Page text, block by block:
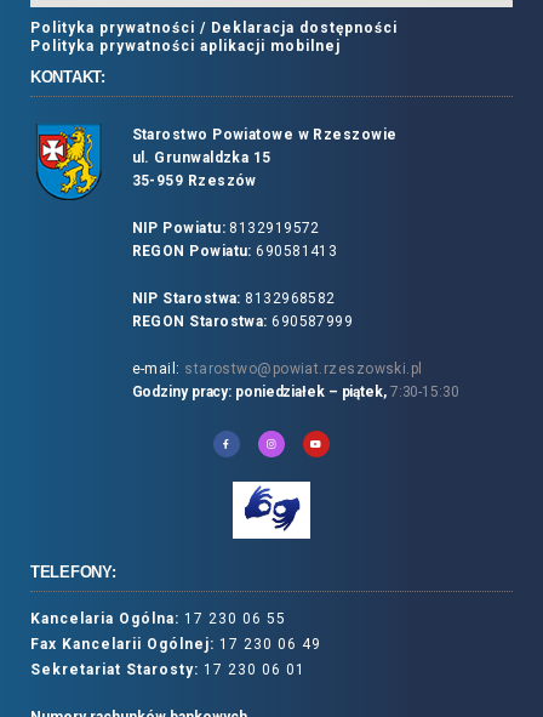
Polityka prywatności / Deklaracja dostępności
Polityka prywatności aplikacji mobilnej
KONTAKT:
Starostwo Powiatowe w Rzeszowie
ul. Grunwaldzka 15
35-959 Rzeszów
NIP Powiatu:8132919572
REGON Powiatu: 690581413
NIP Starostwa: 8132968582
REGON Starostwa: 690587999
e-mail: starostwo@powiat.rzeszowski.pl
Godziny pracy: poniedziałek – piątek, 7:30-15:30
TELEFONY:
Kancelaria Ogólna: 17 230 06 55
Fax Kancelarii Ogólnej: 17 230 06 49
Sekretariat Starosty: 17 230 06 01